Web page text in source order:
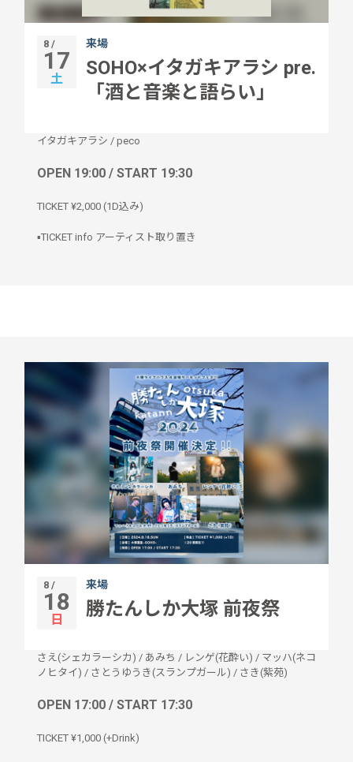
8 /
17
土
来場
SOHO×イタガキアラシ pre.
「酒と音楽と語らい」
イタガキアラシ / peco
OPEN 19:00 / START 19:30
TICKET ¥2,000 (1D込み)
▪️TICKET info アーティスト取り置き
8 /
18
日
来場
勝たんしか大塚 前夜祭
さえ(シェカラーシカ) / あみち / レンゲ(花酔い) / マッハ(ネコ
ノヒタイ) / さとうゆうき(スランプガール) / さき(紫苑)
OPEN 17:00 / START 17:30
TICKET ¥1,000 (+Drink)